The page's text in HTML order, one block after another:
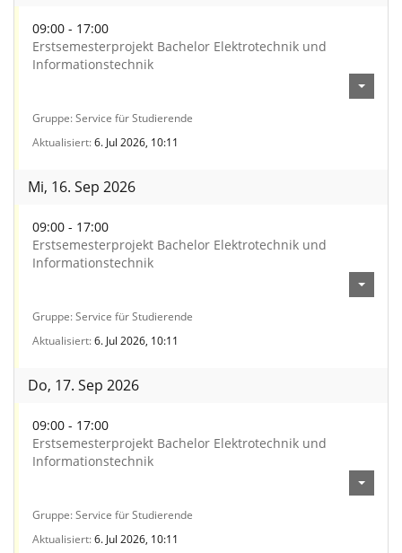
09:00 - 17:00
Erstsemesterprojekt Bachelor Elektrotechnik und
Informationstechnik
Gruppe Service für Studierende
Aktualisiert 6. Jul 2026, 10:11
Mi, 16. Sep 2026
09:00 - 17:00
Erstsemesterprojekt Bachelor Elektrotechnik und
Informationstechnik
Gruppe Service für Studierende
Aktualisiert 6. Jul 2026, 10:11
Do, 17. Sep 2026
09:00 - 17:00
Erstsemesterprojekt Bachelor Elektrotechnik und
Informationstechnik
Gruppe Service für Studierende
Aktualisiert 6. Jul 2026, 10:11